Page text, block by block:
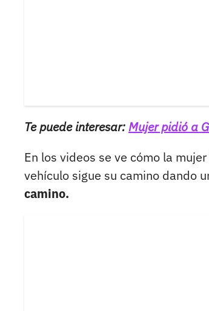
Te puede interesar:Mujer pidió a
En los videos se ve cómo la
vehículo sigue su camino dando
camino.